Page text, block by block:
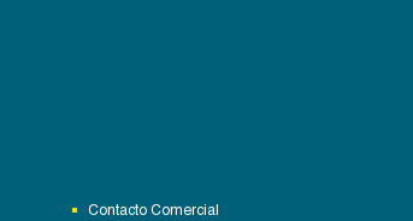
Contacto Comercial